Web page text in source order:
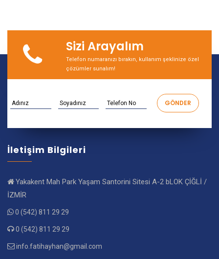
Sizi Arayalım
Telefon numaranızı bırakın, kullanım şeklinize özel
çözümler sunalım!
İletişim Bilgileri
Yakakent Mah Park Yaşam Santorini Sitesi A-2 bLOK ÇİĞLİ /
İZMİR
0 (542) 811 29 29
0 (542) 811 29 29
info.fatihayhan@gmail.com